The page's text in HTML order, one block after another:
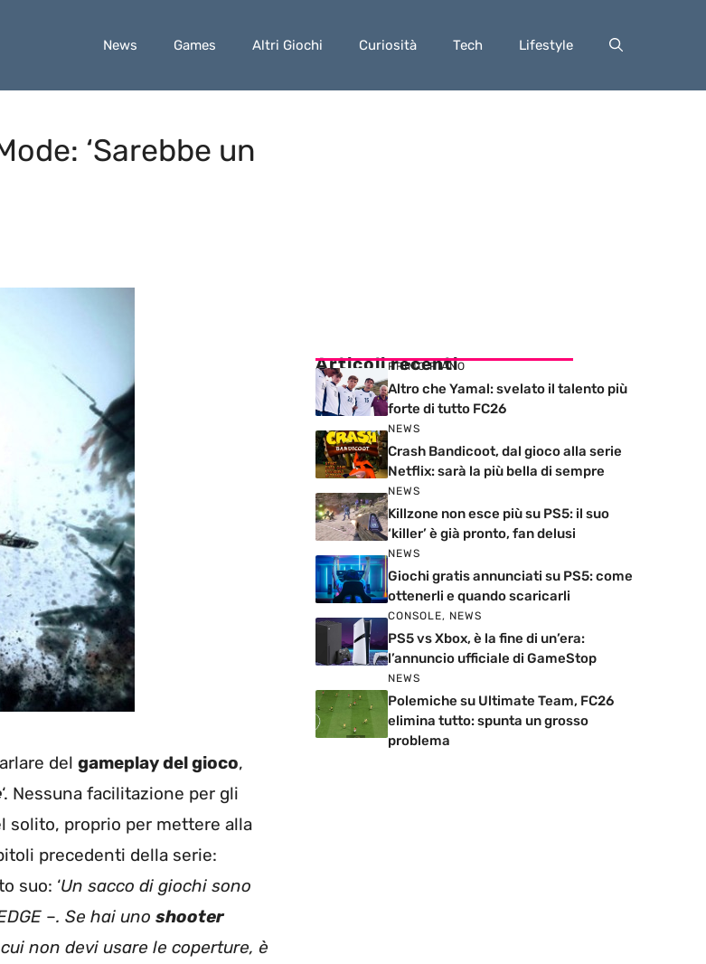
News Games Altri Giochi Curiosità Tech Lifestyle
‘Sarebbe un
del gameplay del gioco,
‘. Nessuna facilitazione per gli
solito, proprio per mettere alla
precedenti della serie:
suo: ‘Un sacco di giochi sono
–. Se hai uno shooter
non devi usare le coperture, è
Articoli recenti
PRIMO PIANO
Altro che Yamal: svelato il talento più
forte di tutto FC26
NEWS
Crash Bandicoot, dal gioco alla serie
Netflix: sarà la più bella di sempre
NEWS
Killzone non esce più su PS5: il suo
‘killer’ è già pronto, fan delusi
NEWS
Giochi gratis annunciati su PS5: come
ottenerli e quando scaricarli
CONSOLE, NEWS
PS5 vs Xbox, è la fine di un’era:
l’annuncio ufficiale di GameStop
NEWS
Polemiche su Ultimate Team, FC26
elimina tutto: spunta un grosso
problema